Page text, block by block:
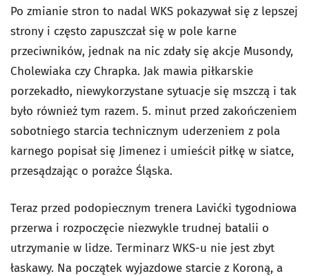
Po zmianie stron to nadal WKS pokazywał się z lepszej
strony i często zapuszczał się w pole karne
przeciwników, jednak na nic zdały się akcje Musondy,
Cholewiaka czy Chrapka. Jak mawia piłkarskie
porzekadło, niewykorzystane sytuacje się mszczą i tak
było również tym razem. 5. minut przed zakończeniem
sobotniego starcia technicznym uderzeniem z pola
karnego popisał się Jimenez i umieścił piłkę w siatce,
przesądzając o porażce Śląska.
Teraz przed podopiecznym trenera Lavićki tygodniowa
przerwa i rozpoczęcie niezwykle trudnej batalii o
utrzymanie w lidze. Terminarz WKS-u nie jest zbyt
łaskawy. Na początek wyjazdowe starcie z Koroną, a